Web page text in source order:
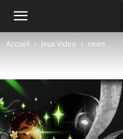
Accueil Jeux Video news